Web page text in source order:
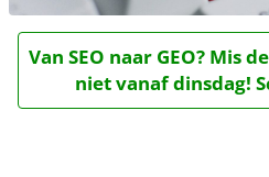
Van SEO naar GEO? Mis
niet vanaf dinsdag!